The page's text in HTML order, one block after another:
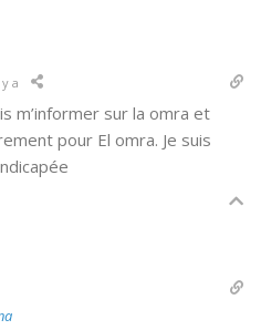
a
m’informer sur la omra et
pour El omra. Je suis